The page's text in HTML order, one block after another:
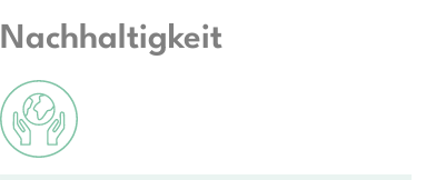
Nachhaltigkeit